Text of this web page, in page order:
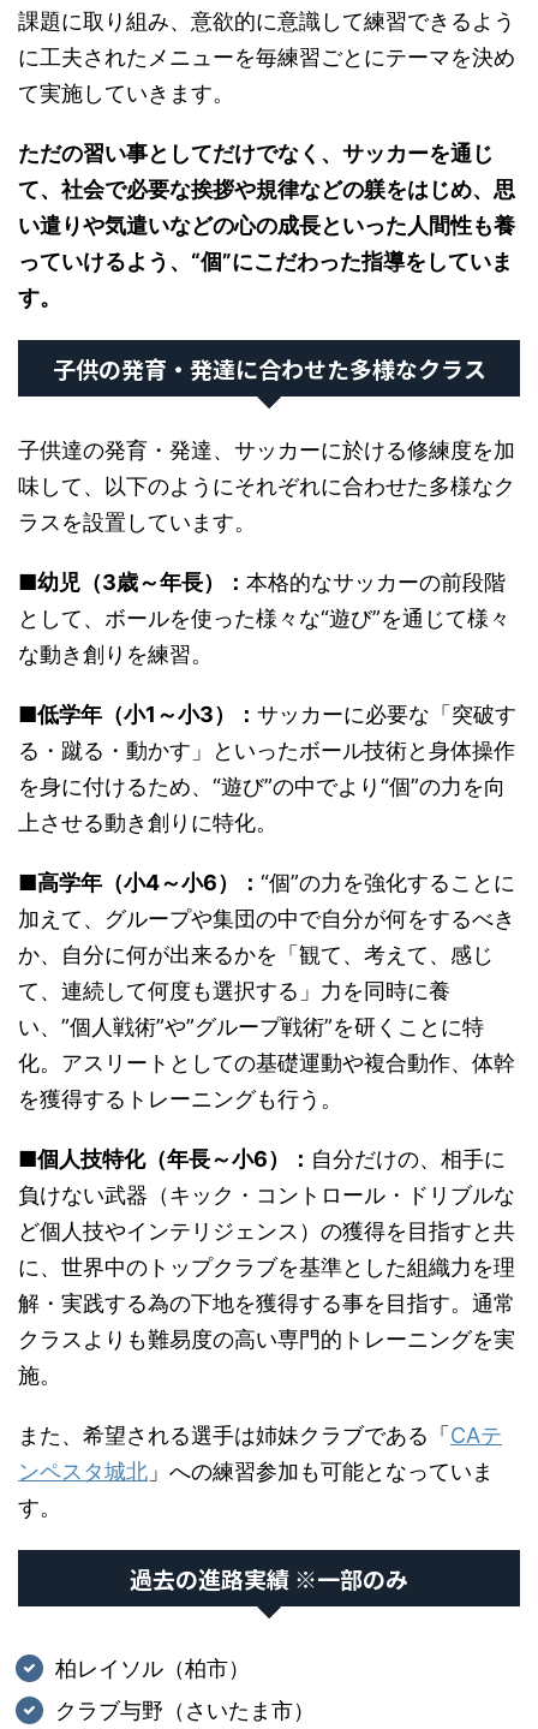
課題に取り組み、意欲的に意識して練習できるよう
に工夫されたメニューを毎練習ごとにテーマを決め
て実施していきます。
ただの習い事としてだけでなく、サッカーを通じ
て、社会で必要な挨拶や規律などの躾をはじめ、思
い遣りや気遣いなどの心の成長といった人間性も養
っていけるよう、“個”にこだわった指導をしていま
す。
子供の発育・発達に合わせた多様なクラス
子供達の発育・発達、サッカーに於ける修練度を加
味して、以下のようにそれぞれに合わせた多様なク
ラスを設置しています。
■幼児（3歳～年長）： 本格的なサッカーの前段階
として、ボールを使った様々な“遊び”を通じて様々
な動き創りを練習。
■低学年（小1～小3）： サッカーに必要な「突破す
る・蹴る・動かす」といったボール技術と身体操作
を身に付けるため、“遊び”の中でより“個”の力を向
上させる動き創りに特化。
■高学年（小4～小6）： “個”の力を強化することに
加えて、グループや集団の中で自分が何をするべき
か、自分に何が出来るかを「観て、考えて、感じ
て、連続して何度も選択する」力を同時に養
い、”個人戦術”や”グループ戦術”を研くことに特
化。アスリートとしての基礎運動や複合動作、体幹
を獲得するトレーニングも行う。
■個人技特化（年長～小6）： 自分だけの、相手に
負けない武器（キック・コントロール・ドリブルな
ど個人技やインテリジェンス）の獲得を目指すと共
に、世界中のトップクラブを基準とした組織力を理
解・実践する為の下地を獲得する事を目指す。通常
クラスよりも難易度の高い専門的トレーニングを実
施。
また、希望される選手は姉妹クラブである「 CAテ
ンペスタ城北 」への練習参加も可能となっていま
す。
過去の進路実績 ※一部のみ
柏レイソル（柏市）
クラブ与野（さいたま市）